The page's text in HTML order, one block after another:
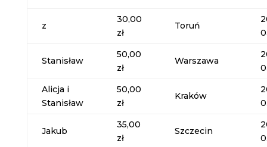
z
30,00
zł
Toruń
Stanisław
50,00
zł
Warszawa
Alicja i
Stanisław
50,00
zł
Kraków
Jakub
35,00
zł
Szczecin